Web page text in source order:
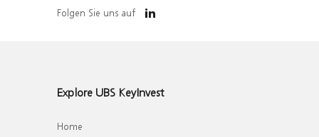
Folgen Sie uns auf
Explore UBS KeyInvest
Home